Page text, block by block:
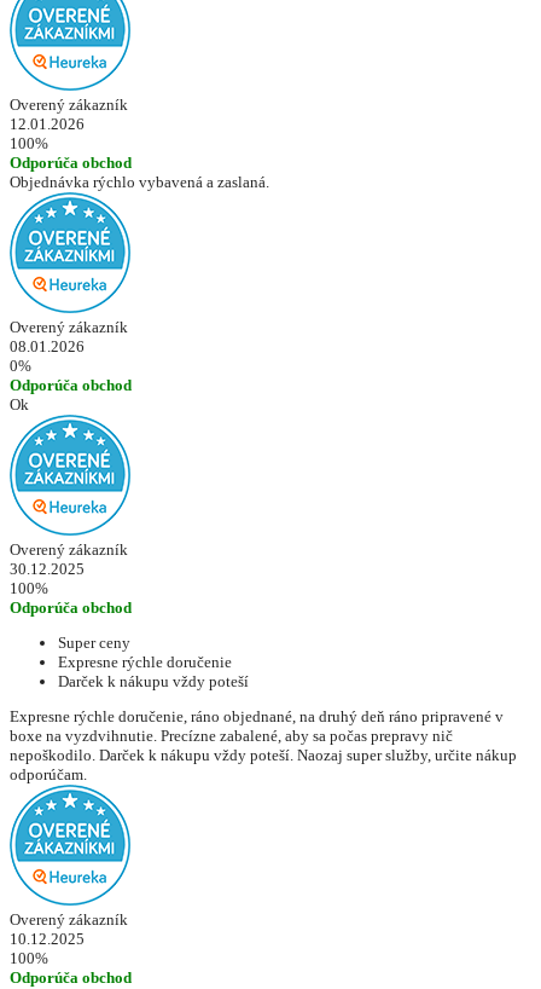
Overený zákazník
12.01.2026
100%
Odporúča obchod
Objednávka rýchlo vybavená a zaslaná.
Overený zákazník
08.01.2026
0%
Odporúča obchod
Ok
Overený zákazník
30.12.2025
100%
Odporúča obchod
Super ceny
Expresne rýchle doručenie
Darček k nákupu vždy poteší
Expresne rýchle doručenie, ráno objednané, na druhý deň ráno pripravené v
boxe na vyzdvihnutie. Precízne zabalené, aby sa počas prepravy nič
nepoškodilo. Darček k nákupu vždy poteší. Naozaj super služby, určite nákup
odporúčam.
Overený zákazník
10.12.2025
100%
Odporúča obchod